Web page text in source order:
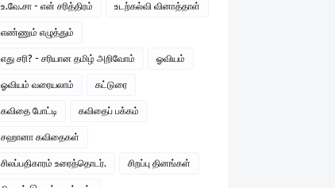
உ.வே.சா - என் சரித்திரம் உடற்கல்வி வினாத்தாள்
எண்ணும் எழுத்தும்
எது சரி? - சரியான தமிழ் அறிவோம் ஓவியம்
ஓவியம் வரையலாம் கட்டுரை
கவிதை போட்டி கவிதைப் பக்கம்
சஹானா கவிதைகள்
சிலப்பதிகாரம் உரைத்தொடர். சிறப்பு தினங்கள்